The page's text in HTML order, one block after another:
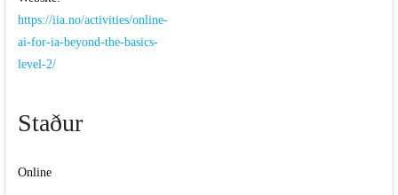
https://iia.no/activities/online-
ai-for-ia-beyond-the-basics-
level-2/
Staður
Online